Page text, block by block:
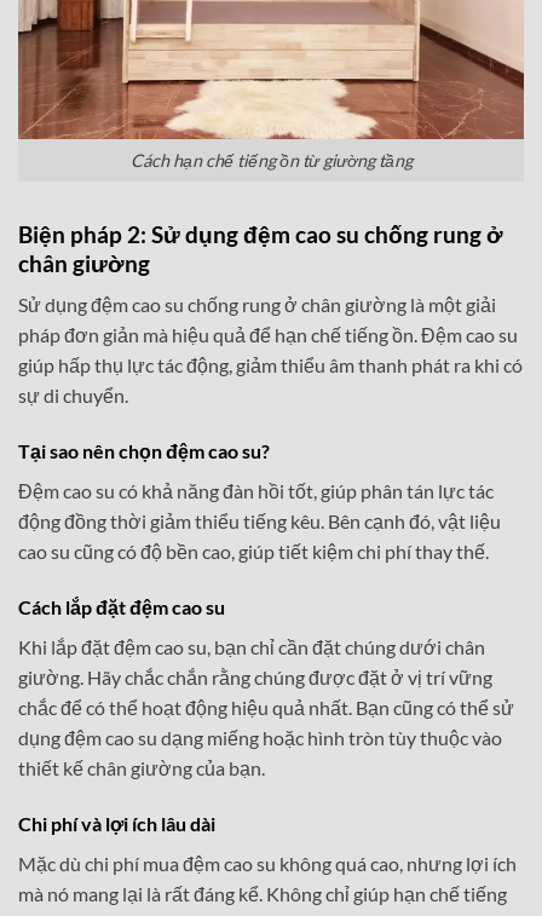
Cách hạn chế tiếng ồn từ giường tầng
Biện pháp 2: Sử dụng đệm cao su chống rung ở
chân giường
Sử dụng đệm cao su chống rung ở chân giường là một giải
pháp đơn giản mà hiệu quả để hạn chế tiếng ồn. Đệm cao su
giúp hấp thụ lực tác động, giảm thiểu âm thanh phát ra khi có
sự di chuyển.
Tại sao nên chọn đệm cao su?
Đệm cao su có khả năng đàn hồi tốt, giúp phân tán lực tác
động đồng thời giảm thiểu tiếng kêu. Bên cạnh đó, vật liệu
cao su cũng có độ bền cao, giúp tiết kiệm chi phí thay thế.
Cách lắp đặt đệm cao su
Khi lắp đặt đệm cao su, bạn chỉ cần đặt chúng dưới chân
giường. Hãy chắc chắn rằng chúng được đặt ở vị trí vững
chắc để có thể hoạt động hiệu quả nhất. Bạn cũng có thể sử
dụng đệm cao su dạng miếng hoặc hình tròn tùy thuộc vào
thiết kế chân giường của bạn.
Chi phí và lợi ích lâu dài
Mặc dù chi phí mua đệm cao su không quá cao, nhưng lợi ích
mà nó mang lại là rất đáng kể. Không chỉ giúp hạn chế tiếng